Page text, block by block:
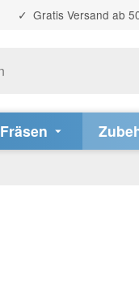
Gratis Versand ab
Fräsen